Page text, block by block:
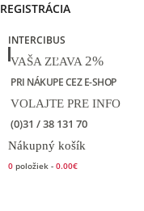
REGISTRÁCIA
INTERCIBUS
VAŠA ZĽAVA 2%
PRI NÁKUPE CEZ E-SHOP
VOLAJTE PRE INFO
(0)31 / 38 131 70
Nákupný košík
0 položiek - 0.00€